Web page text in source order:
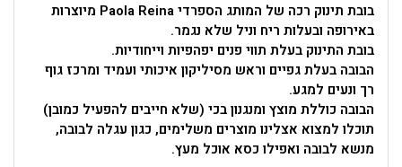
בובת Paola Reina מיוצרות
באירופה ובעלות ריח וניל שלא נגמר.
בובת התינוק בעלת תווי פנים יפהפיות וייחודיות.
הבובה בעלת גפיים וראש מסיליקון איכותי ועמיד ומרכז גוף
רך ונעים למגע.
הבובה כוללת מוצץ ומנגנון בכי (שלא חייבים להפעיל כמובן)
תוכלו למצוא אצלינו מוצרים משלימים, כגון עגלה לבובה,
מנשא לבובה ואפילו כסא אוכל מעץ.